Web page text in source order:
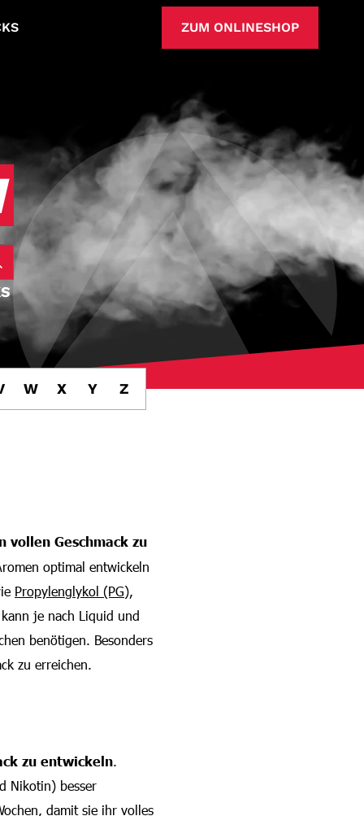
ZUM ONLINESHOP
W X Y Z
Geschmack zu
optimal entwickeln
Propylenglykol (PG),
je nach Liquid und
benötigen. Besonders
zu erreichen.
zu entwickeln.
Nikotin) besser
damit sie ihr volles